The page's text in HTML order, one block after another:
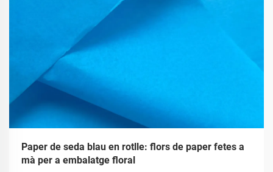
Paper de seda blau en rotlle: flors de paper fetes a
mà per a embalatge floral